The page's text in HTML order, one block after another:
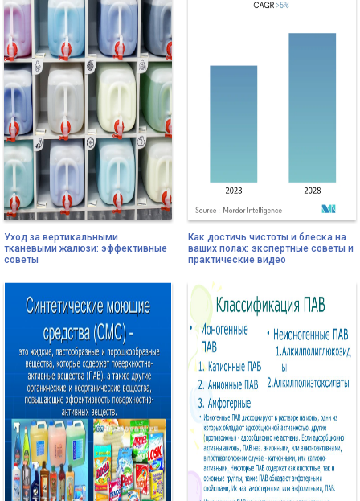
Уход за вертикальными
тканевыми жалюзи: эффективные
советы
Как достичь чистоты и блеска на
ваших полах: экспертные советы и
практические видео